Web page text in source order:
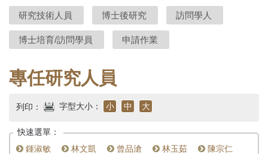
研
究
所-
首
頁
研究技術人員 博士後研究 訪問學人
博士培育/訪問學員 申請作業
專任研究人員
列印： 字型大小： 小 中 大
快速選單：
鍾淑敏
林文凱 曾品滄 林玉茹
陳宗仁